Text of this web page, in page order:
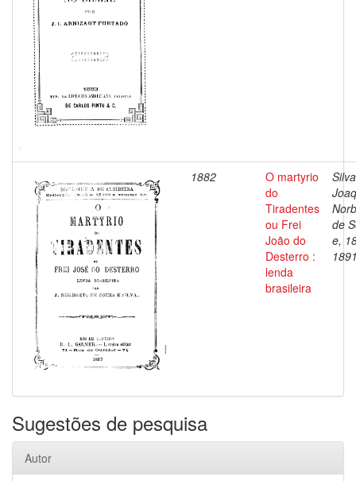
1882
O martyrio
do
Tiradentes
ou Frei
João do
Desterro :
lenda
brasileira
de
e,
Sugestões de pesquisa
Autor